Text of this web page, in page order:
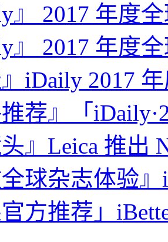
』 2017 年度
』 2017 年度
』iDaily 2017
推荐』「
头』Leica 推出
全球杂志体验
官方推荐」